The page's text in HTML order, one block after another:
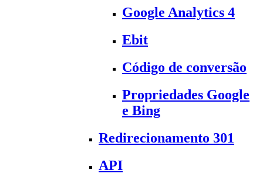
Google Analytics 4
Ebit
Código de conversão
Propriedades Google
e Bing
Redirecionamento 301
API